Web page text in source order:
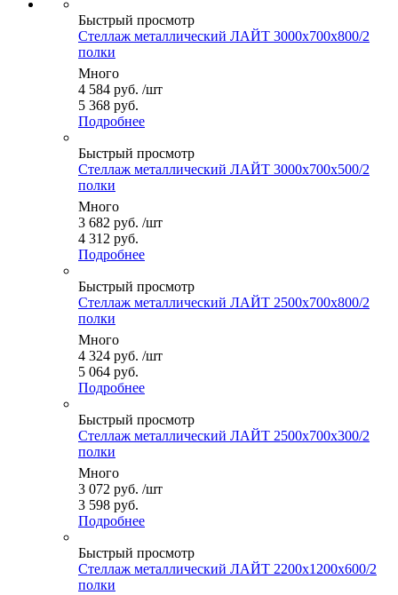
Быстрый просмотр
Стеллаж металлический ЛАЙТ 3000x700x800/2
полки
Много
4 584 руб. /шт
5 368 руб.
Подробнее
Быстрый просмотр
Стеллаж металлический ЛАЙТ 3000x700x500/2
полки
Много
3 682 руб. /шт
4 312 руб.
Подробнее
Быстрый просмотр
Стеллаж металлический ЛАЙТ 2500x700x800/2
полки
Много
4 324 руб. /шт
5 064 руб.
Подробнее
Быстрый просмотр
Стеллаж металлический ЛАЙТ 2500x700x300/2
полки
Много
3 072 руб. /шт
3 598 руб.
Подробнее
Быстрый просмотр
Стеллаж металлический ЛАЙТ 2200x1200x600/2
полки